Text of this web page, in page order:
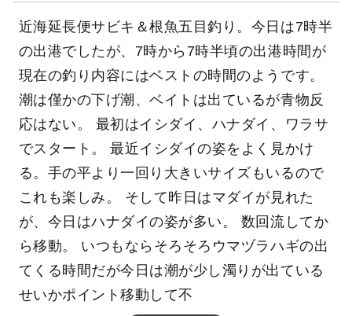
近海延長便サビキ＆根魚五目釣り。今日は7時半
の出港でしたが、7時から7時半頃の出港時間が
現在の釣り内容にはベストの時間のようです。
潮は僅かの下げ潮、ベイトは出ているが青物反
応はない。 最初はイシダイ、ハナダイ、ワラサ
でスタート。 最近イシダイの姿をよく見かけ
る。手の平より一回り大きいサイズもいるので
これも楽しみ。 そして昨日はマダイが見れた
が、今日はハナダイの姿が多い。 数回流してか
ら移動。 いつもならそろそろウマヅラハギの出
てくる時間だが今日は潮が少し濁りが出ている
せいかポイント移動して不